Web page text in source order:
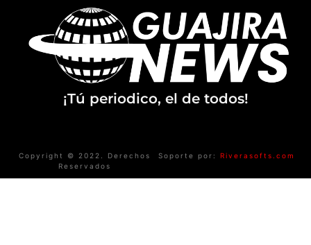
¡Tú periodico, el de todos!
Copyright © 2022. Derechos
Reservados
Soporte por: Riverasofts.com